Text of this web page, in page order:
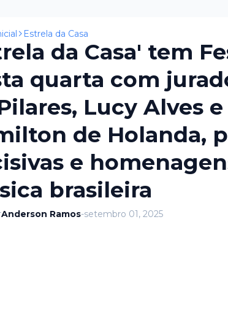
Estrela da Casa
da Casa' tem
quarta com
Lucy Alves e
de Holanda,
e
brasileira
Anderson Ramos-setembro 01, 2025